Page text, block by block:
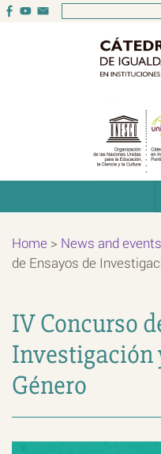
Home > News and events
de Ensayos de
IV Concurso
Investigación
Género